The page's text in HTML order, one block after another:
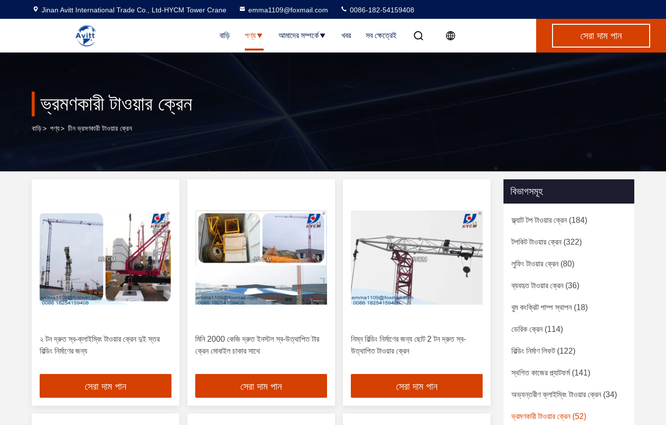
Jinan Avitt International Trade Co., Ltd-HYCM Tower Crane emma1109@foxmail.com 0086-182-54159408
বাড়ি পণ্য আমাদের সম্পর্কে খবর সব ক্ষেত্রেই সেরা দাম পান
ভ্রমণকারী টাওয়ার ক্রেন
বাড়ি> পণ্য> চীন ভ্রমণকারী টাওয়ার ক্রেন
২ টন দ্রুত স্ব-ক্লাইম্বিং টাওয়ার ক্রেন দুই স্তর
বিল্ডিং নির্মাণের জন্য
সেরা দাম পান
মিনি 2000 কেজি দ্রুত ইনস্টল স্ব-উত্থাপিত টার
ক্রেন মোবাইল চাকার সাথে
সেরা দাম পান
নিম্ন বিল্ডিং নির্মাণের জন্য ছোট 2 টন দ্রুত স্ব-
উত্থাপিত টাওয়ার ক্রেন
সেরা দাম পান
বিভাগসমূহ
ফ্ল্যাট টপ টাওয়ার ক্রেন (184)
টপকিট টাওয়ার ক্রেন (322)
লুফিং টাওয়ার ক্রেন (80)
ব্যবহৃত টাওয়ার ক্রেন (36)
বুম কংক্রিট পাম্প স্থাপন (18)
ডেরিক ক্রেন (114)
বিল্ডিং নির্মাণ লিফট(122)
স্থগিত কাজের প্ল্যাটফর্ম(141)
অভ্যন্তরীণ ক্লাইম্বিং টাওয়ার ক্রেন (34)
ভ্রমণকারী টাওয়ার ক্রেন(52)